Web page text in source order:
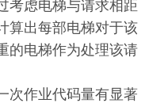
考虑电梯与请求相距
算出每部电梯对于该
的电梯作为处理该请
次作业代码量有显著